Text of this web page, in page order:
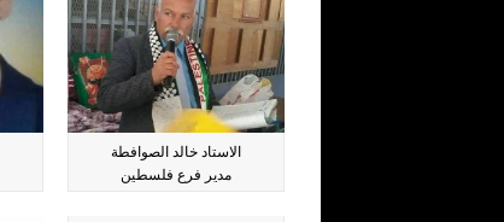
الاستاد خالد الصوافطة
مدير فرع فلسطين